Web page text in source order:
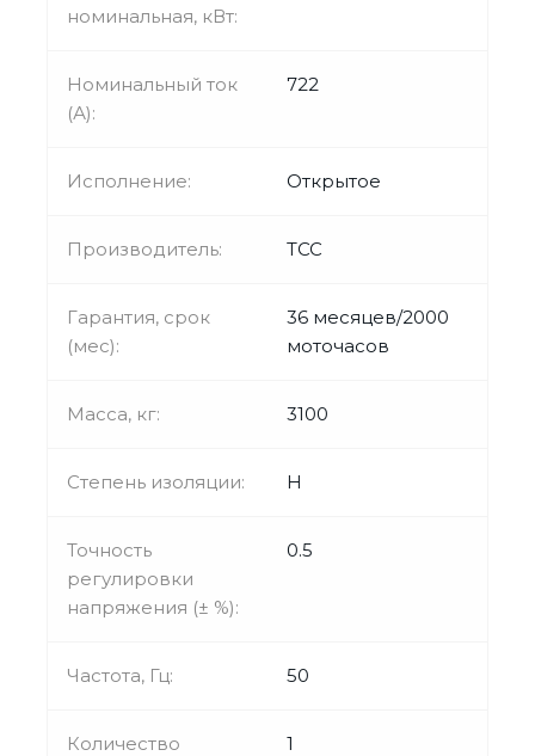
номинальная, кВт:
Номинальный ток
(А):
722
Исполнение: Открытое
Производитель: ТСС
Гарантия, срок
(мес):
36 месяцев/2000
моточасов
Масса, кг: 3100
Степень изоляции: H
Точность
регулировки
напряжения (± %):
0.5
Частота, Гц: 50
Количество
1